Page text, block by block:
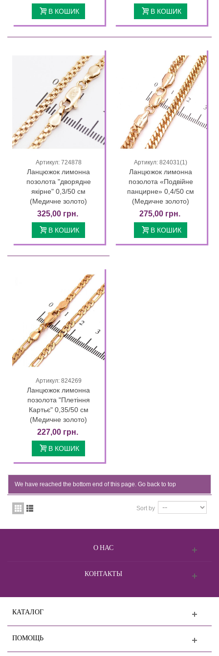
В КОШИК В КОШИК
Артикул: 724878
Ланцюжок лимонна
позолота "дворядне
якірне" 0,3/50 см
(Медичне золото)
325,00 грн.
В КОШИК
Артикул: 824031(1)
Ланцюжок лимонна
позолота «Подвійне
панцирне» 0,4/50 см
(Медичне золото)
275,00 грн.
В КОШИК
Артикул: 824269
Ланцюжок лимонна
позолота "Плетіння
Картьє" 0,35/50 см
(Медичне золото)
227,00 грн.
В КОШИК
We have reached the bottom end of this page. Go back to top
Sort by
О НАС
КОНТАКТЫ
КАТАЛОГ
ПОМОЩЬ